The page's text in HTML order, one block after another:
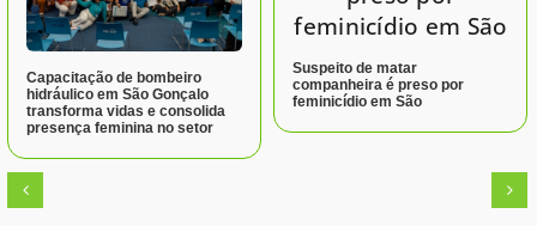
Capacitação de bombeiro
hidráulico em São Gonçalo
transforma vidas e consolida
presença feminina no setor
Suspeito de matar
companheira é preso por
feminicídio em São